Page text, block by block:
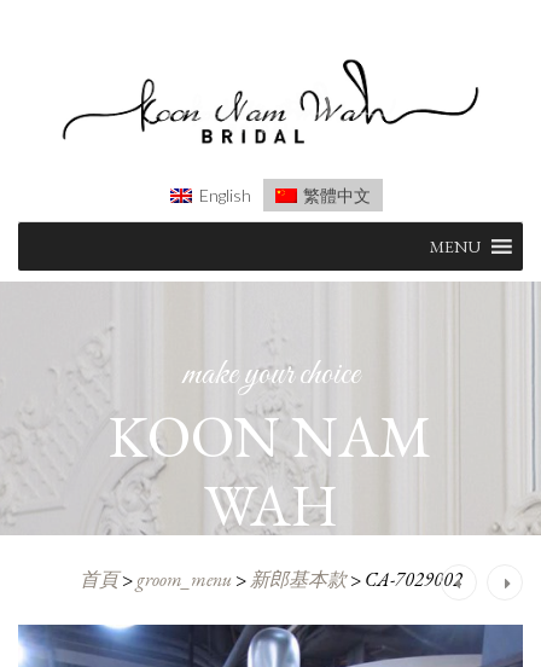
English 繁體中文
content
MENU
make your choice
KOON NAM
WAH
首頁> groom_menu> 新郎基本款>CA-7029002
Post
navigation